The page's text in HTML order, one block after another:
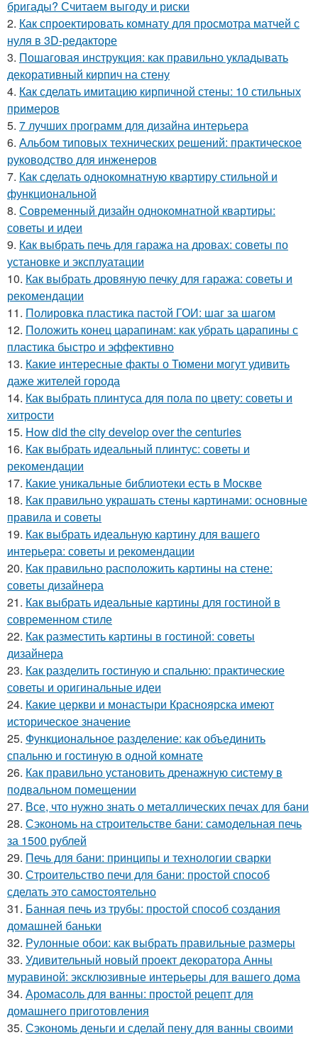
бригады? Считаем выгоду и риски
2. Как спроектировать комнату для просмотра матчей с
нуля в 3D-редакторе
3. Пошаговая инструкция: как правильно укладывать
декоративный кирпич на стену
4. Как сделать имитацию кирпичной стены: 10 стильных
примеров
5. 7 лучших программ для дизайна интерьера
6. Альбом типовых технических решений: практическое
руководство для инженеров
7. Как сделать однокомнатную квартиру стильной и
функциональной
8. Современный дизайн однокомнатной квартиры:
советы и идеи
9. Как выбрать печь для гаража на дровах: советы по
установке и эксплуатации
10. Как выбрать дровяную печку для гаража: советы и
рекомендации
11. Полировка пластика пастой ГОИ: шаг за шагом
12. Положить конец царапинам: как убрать царапины с
пластика быстро и эффективно
13. Какие интересные факты о Тюмени могут удивить
даже жителей города
14. Как выбрать плинтуса для пола по цвету: советы и
хитрости
15. How did the city develop over the centuries
16. Как выбрать идеальный плинтус: советы и
рекомендации
17. Какие уникальные библиотеки есть в Москве
18. Как правильно украшать стены картинами: основные
правила и советы
19. Как выбрать идеальную картину для вашего
интерьера: советы и рекомендации
20. Как правильно расположить картины на стене:
советы дизайнера
21. Как выбрать идеальные картины для гостиной в
современном стиле
22. Как разместить картины в гостиной: советы
дизайнера
23. Как разделить гостиную и спальню: практические
советы и оригинальные идеи
24. Какие церкви и монастыри Красноярска имеют
историческое значение
25. Функциональное разделение: как объединить
спальню и гостиную в одной комнате
26. Как правильно установить дренажную систему в
подвальном помещении
27. Все, что нужно знать о металлических печах для бани
28. Сэкономь на строительстве бани: самодельная печь
за 1500 рублей
29. Печь для бани: принципы и технологии сварки
30. Строительство печи для бани: простой способ
сделать это самостоятельно
31. Банная печь из трубы: простой способ создания
домашней баньки
32. Рулонные обои: как выбрать правильные размеры
33. Удивительный новый проект декоратора Анны
муравиной: эксклюзивные интерьеры для вашего дома
34. Аромасоль для ванны: простой рецепт для
домашнего приготовления
35. Сэкономь деньги и сделай пену для ванны своими